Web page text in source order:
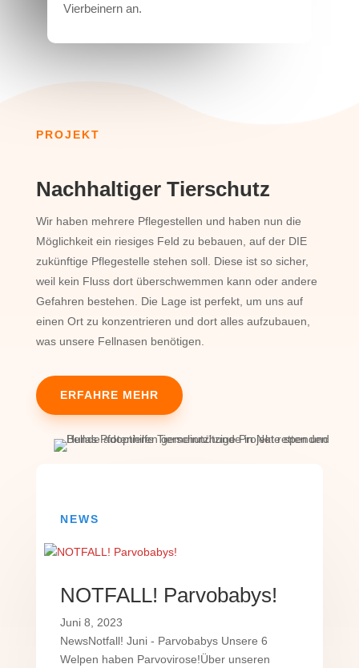
Vierbeinern an.
PROJEKT
Nachhaltiger Tierschutz
Wir haben mehrere Pflegestellen und haben nun die
Möglichkeit ein riesiges Feld zu bebauen, auf der DIE
zukünftige Pflegestelle stehen soll. Diese ist so sicher,
weil kein Fluss dort überschwemmen kann oder andere
Gefahren bestehen. Die Lage ist perfekt, um uns auf
einen Ort zu konzentrieren und dort alles aufzubauen,
was unsere Fellnasen benötigen.
ERFAHRE MEHR
NEWS
NOTFALL! Parvobabys!
Juni 8, 2023
NewsNotfall! Juni - Parvobabys Unsere 6
Welpen haben Parvovirose!Über unseren